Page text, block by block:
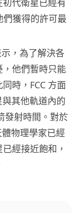
代衛星已經有
獲得的許可最
，為了解決各
他們暫時只能
時，FCC 方面
其他軌道內的
發射時間。對於
物理學家已經
經接近飽和，